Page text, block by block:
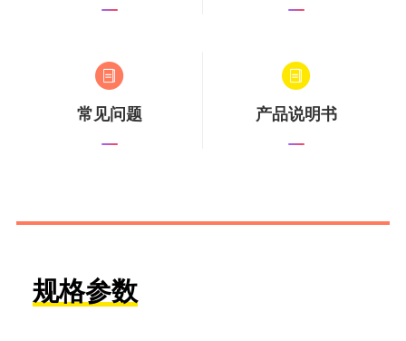
常见问题 产品说明书
规格参数